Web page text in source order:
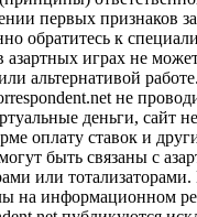
первых признаков
обратитесь к
азартных играх не
альтернативой
не
деньги, сайт
оплату ставок и
быть связаны с
или
на информационном